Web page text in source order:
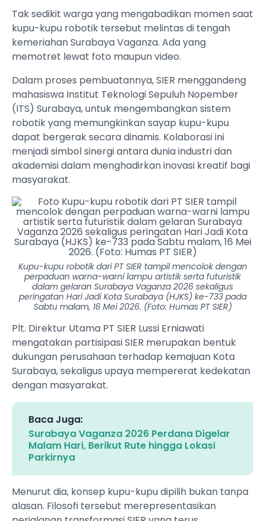
Tak sedikit warga yang mengabadikan momen saat
kupu-kupu robotik tersebut melintas di tengah
kemeriahan Surabaya Vaganza. Ada yang
memotret lewat foto maupun video.
Dalam proses pembuatannya, SIER menggandeng
mahasiswa Institut Teknologi Sepuluh Nopember
(ITS) Surabaya, untuk mengembangkan sistem
robotik yang memungkinkan sayap kupu-kupu
dapat bergerak secara dinamis. Kolaborasi ini
menjadi simbol sinergi antara dunia industri dan
akademisi dalam menghadirkan inovasi kreatif bagi
masyarakat.
Kupu-kupu robotik dari PT SIER tampil mencolok dengan
perpaduan warna-warni lampu artistik serta futuristik
dalam gelaran Surabaya Vaganza 2026 sekaligus
peringatan Hari Jadi Kota Surabaya (HJKS) ke-733 pada
Sabtu malam, 16 Mei 2026. (Foto: Humas PT SIER)
Plt. Direktur Utama PT SIER Lussi Erniawati
mengatakan partisipasi SIER merupakan bentuk
dukungan perusahaan terhadap kemajuan Kota
Surabaya, sekaligus upaya mempererat kedekatan
dengan masyarakat.
Baca Juga:
Surabaya Vaganza 2026 Perdana Digelar
Malam Hari, Berikut Rute hingga Lokasi
Parkirnya
Menurut dia, konsep kupu-kupu dipilih bukan tanpa
alasan. Filosofi tersebut merepresentasikan